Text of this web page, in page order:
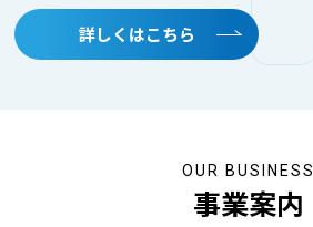
2025/12/22
冬の保温・保湿詳しくはこちら
OUR BUSINESS
事業案内